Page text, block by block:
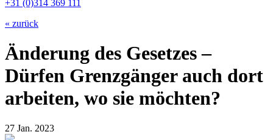
+31 (0)314 369 111
« zurück
Änderung des Gesetzes –
Dürfen Grenzgänger auch dort
arbeiten, wo sie möchten?
27 Jan. 2023